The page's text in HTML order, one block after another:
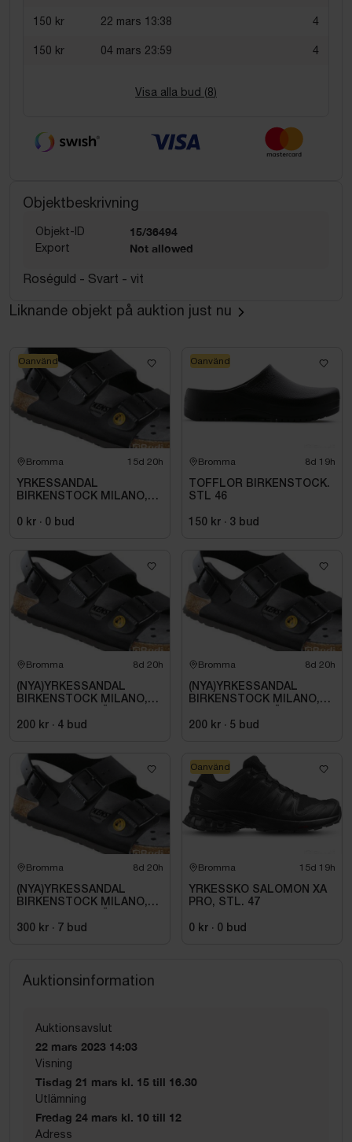
150 kr 22 mars 13:38 4
150 kr 04 mars 23:59 4
Visa alla bud (8)
Objektbeskrivning
Objekt-ID 15/36494
Export Not allowed
Roséguld - Svart - vit
Liknande objekt på auktion just nu
Bromma 15d 20h
YRKESSANDAL
BIRKENSTOCK MILANO,
0 kr · 0 bud
Oanvänd
Bromma 8d 19h
TOFFLOR BIRKENSTOCK.
STL 46
150 kr · 3 bud
Oanvänd
Bromma 8d 20h
(NYA)YRKESSANDAL
BIRKENSTOCK MILANO,
SVART. STL 42
200 kr · 4 bud
Bromma 8d 20h
(NYA)YRKESSANDAL
BIRKENSTOCK MILANO,
SVART. STL 42
200 kr · 5 bud
Bromma 8d 20h
(NYA)YRKESSANDAL
BIRKENSTOCK MILANO,
SVART. STL 42
300 kr · 7 bud
Bromma 15d 19h
YRKESSKO SALOMON XA
PRO, STL. 47
0 kr · 0 bud
Oanvänd
Auktionsinformation
Auktionsavslut
22 mars 2023 14:03
Visning
Tisdag 21 mars kl. 15 till 16.30
Utlämning
Fredag 24 mars kl. 10 till 12
Adress